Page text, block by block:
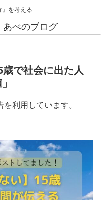
』を考える
べのブログ
歳で社会に出た人
利用しています。